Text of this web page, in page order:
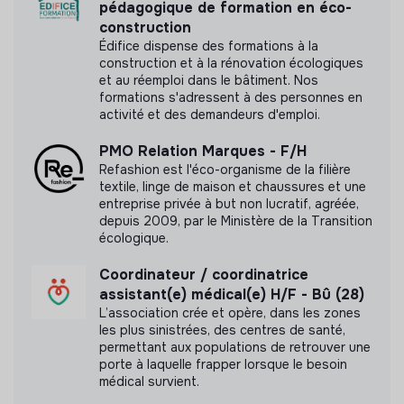
4/ Représenter PBI France et le Comité ICP auprès
Institutions
ONG et associations partenaires
Bailleurs de fonds
Médias
4/ Contribuer au fonctionnement, au
développement, au suivi et à l’évaluation des
Pour PBI :
Coordination de la bonne mise en œuvre des projets
et suivi de l’atteinte des objectifs
Activités de plaidoyer et de sensibilisation
de mesure d'impact
Labels et certifications
Cette structure n'a pas souhaité nous
communiquer les labels ou certifications qu'elle a
pu obtenir.
Documents
N'a pas encore communiqué de documents de
transparence
pédagogique de formation en éco-
construction
Édifice dispense des formations à la
construction et à la rénovation écologiques
et au réemploi dans le bâtiment. Nos
formations s'adressent à des personnes en
activité et des demandeurs d'emploi.
PMO Relation Marques - F/H
Refashion est l'éco-organisme de la filière
textile, linge de maison et chaussures et une
entreprise privée à but non lucratif, agréée,
depuis 2009, par le Ministère de la Transition
écologique.
Coordinateur / coordinatrice
assistant(e) médical(e) H/F - Bû (28)
L’association crée et opère, dans les zones
les plus sinistrées, des centres de santé,
permettant aux populations de retrouver une
porte à laquelle frapper lorsque le besoin
médical survient.